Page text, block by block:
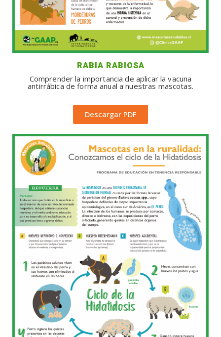
RABIA RABIOSA
Comprender la importancia de aplicar la vacuna
antirrábica de forma anual a nuestras mascotas.
Descargar PDF